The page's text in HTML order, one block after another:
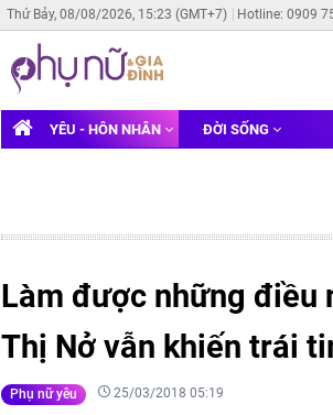
Thứ Bảy, 08/08/2026, 15:23 (GMT+7) Hotline: 0909
YÊU - HÔN NHÂN ĐỜI SỐNG
Làm được những điều
Thị Nở vẫn khiến trái
Phụ nữ yêu 25/03/2018 05:19